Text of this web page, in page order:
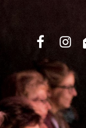
facebook